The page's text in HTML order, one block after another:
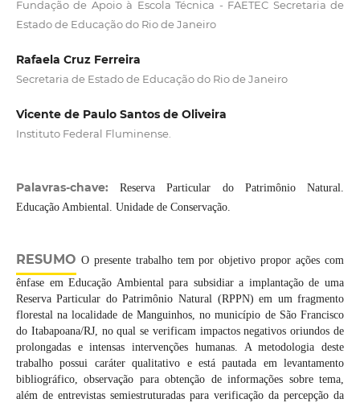
Fundação de Apoio à Escola Técnica - FAETEC Secretaria de
Estado de Educação do Rio de Janeiro
Rafaela Cruz Ferreira
Secretaria de Estado de Educação do Rio de Janeiro
Vicente de Paulo Santos de Oliveira
Instituto Federal Fluminense.
Palavras-chave:Reserva Particular do Patrimônio Natural.
Educação Ambiental. Unidade de Conservação.
RESUMO O presente trabalho tem por objetivo propor ações com
ênfase em Educação Ambiental para subsidiar a implantação de uma
Reserva Particular do Patrimônio Natural (RPPN) em um fragmento
florestal na localidade de Manguinhos, no município de São Francisco
do Itabapoana/RJ, no qual se verificam impactos negativos oriundos de
prolongadas e intensas intervenções humanas. A metodologia deste
trabalho possui caráter qualitativo e está pautada em levantamento
bibliográfico, observação para obtenção de informações sobre tema,
além de entrevistas semiestruturadas para verificação da percepção da